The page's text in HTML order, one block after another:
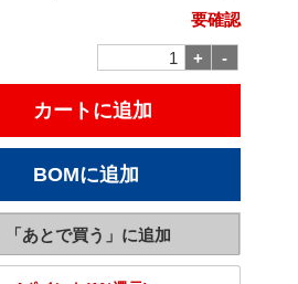
要確認